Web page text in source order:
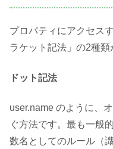
プロパティにアクセス
ラケット記法」の2種類
ドット記法
user.name のように、
ぐ方法です。最も一般
数名としてのルール（